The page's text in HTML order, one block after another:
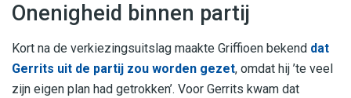
Onenigheid binnen partij
Kort na de verkiezingsuitslag maakte Griffioen bekend dat
Gerrits uit de partij zou worden gezet, omdat hij ’te veel
zijn eigen plan had getrokken’. Voor Gerrits kwam dat